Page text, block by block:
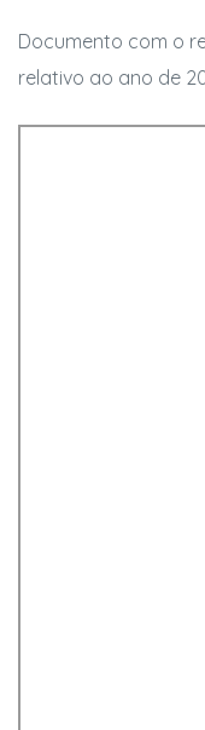
Documento com o
relativo ao ano de